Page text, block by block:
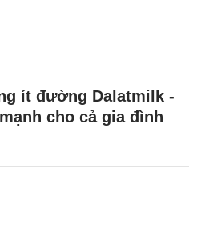
ít đường Dalatmilk -
cho cả gia đình